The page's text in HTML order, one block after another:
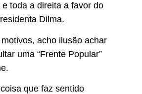
toda a direita a favor do
Dilma.
acho ilusão achar
uma “Frente Popular”
que faz sentido